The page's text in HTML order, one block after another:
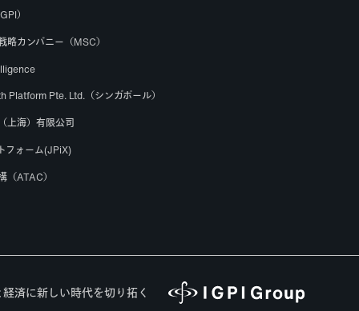
）
略カンパニー（MSC）
Platform Pte. Ltd.（シンガポール）
上海）有限公司
フォーム(JPiX)
（ATAC）
済に新しい時代を切り拓く